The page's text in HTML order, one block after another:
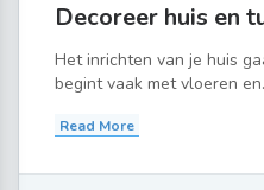
Decoreer huis en
Het inrichten van je huis
begint vaak met vloeren
Read More